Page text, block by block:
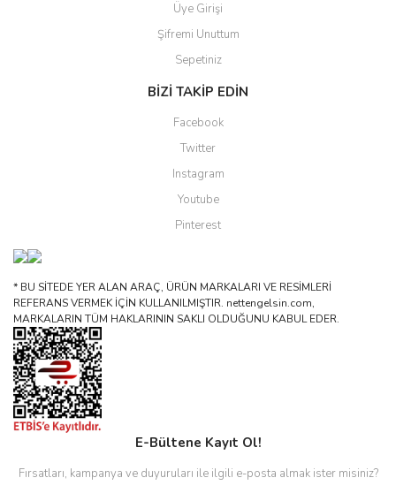
Üye Girişi
Şifremi Unuttum
Sepetiniz
BİZİ TAKİP EDİN
Facebook
Twitter
Instagram
Youtube
Pinterest
* BU SİTEDE YER ALAN ARAÇ, ÜRÜN MARKALARI VE RESİMLERİ
REFERANS VERMEK İÇİN KULLANILMIŞTIR. nettengelsin.com,
MARKALARIN TÜM HAKLARININ SAKLI OLDUĞUNU KABUL EDER.
E-Bültene Kayıt Ol!
Fırsatları, kampanya ve duyuruları ile ilgili e-posta almak ister misiniz?